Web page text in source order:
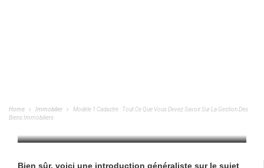
Home Immobilier
Modèle 1 Cadastre : Tout Ce Que Vous Devez Savoir Sur La Gestion Des
Biens Immobiliers
Immobiliers
Bien sûr, voici une introduction généraliste sur le sujet